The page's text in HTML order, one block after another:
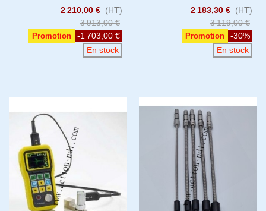
2 210,00 € (HT)
3 913,00 €
Promotion
-1 703,00 €
En stock
2 183,30 € (HT)
3 119,00 €
Promotion
-30%
En stock